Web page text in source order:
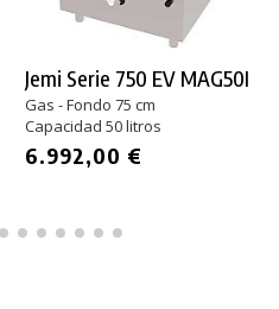
Jemi Serie 750 EV MAG50I
Gas - Fondo 75 cm
Capacidad 50 litros
6.992,00 €